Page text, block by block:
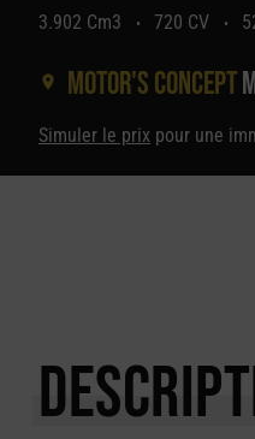
3.902 Cm3 • 720 CV •
Motor's concept
Simuler le prix pour une